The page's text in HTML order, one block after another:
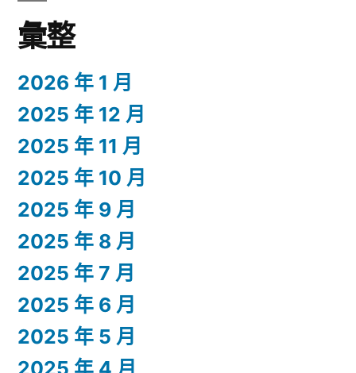
彙整
2026 年 1 月
2025 年 12 月
2025 年 11 月
2025 年 10 月
2025 年 9 月
2025 年 8 月
2025 年 7 月
2025 年 6 月
2025 年 5 月
2025 年 4 月